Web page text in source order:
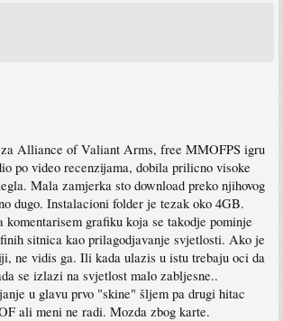
za Alliance of Valiant Arms, free MMOFPS igru
po video recenzijama, dobila prilicno visoke
Mala zamjerka sto download preko njihovog
dugo. Instalacioni folder je tezak oko 4GB.
komentarisem grafiku koja se takodje pominje
sitnica kao prilagodjavanje svjetlosti. Ako je
ne vidis ga. Ili kada ulazis u istu trebaju oci da
se izlazi na svjetlost malo zabljesne..
u glavu prvo "skine" šljem pa drugi hitac
ali meni ne radi. Mozda zbog karte.